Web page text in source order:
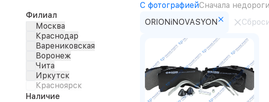
Филиал
Москва
Краснодар
Варениковская
Воронеж
Чита
Иркутск
Красноярск
Наличие
С фотографиейСначала
ORIONiNOVASYON